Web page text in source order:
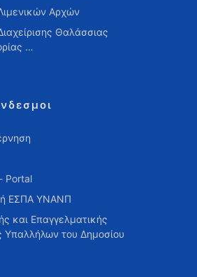
Αρχών
Θαλάσσιας
…
Portal
ΕΣΠΑ ΥΝΑΝΠ
και Επαγγελματικής
Υπαλλήλων του Δημοσίου